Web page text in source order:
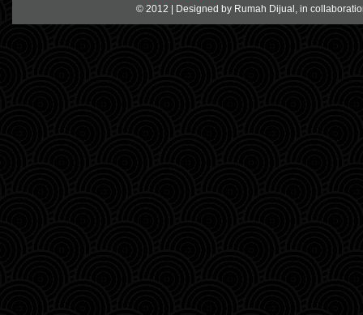
© 2012 | Designed by Rumah Dijual , in